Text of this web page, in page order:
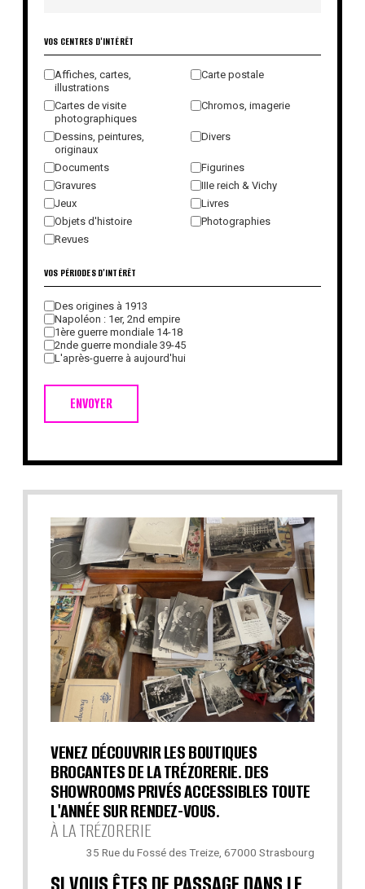
VOS CENTRES D'INTÉRÊT
Affiches, cartes,
illustrations
Carte postale
Cartes de visite
photographiques
Chromos, imagerie
Dessins, peintures,
originaux
Divers
Documents
Figurines
Gravures
IIIe reich & Vichy
Jeux
Livres
Objets d'histoire
Photographies
Revues
ENVOYER
VOS PÉRIODES D'INTÉRÊT
Des origines à 1913
Napoléon : 1er, 2nd empire
1ère guerre mondiale 14-18
2nde guerre mondiale 39-45
L'après-guerre à aujourd'hui
VENEZ DÉCOUVRIR LES BOUTIQUES
BROCANTES DE LA TRÉZORERIE. DES
SHOWROOMS PRIVÉS ACCESSIBLES TOUTE
L'ANNÉE SUR RENDEZ-VOUS.
À LA TRÉZORERIE
35 Rue du Fossé des Treize, 67000 Strasbourg